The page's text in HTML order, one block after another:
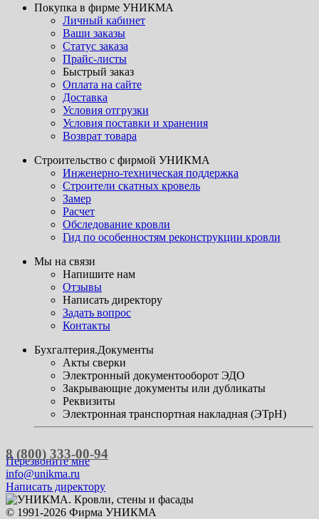
Покупка в фирме УНИКМА
Личный кабинет
Ваши заказы
Статус заказа
Прайс-листы
Быстрый заказ
Оплата на сайте
Доставка
Условия отгрузки
Условия поставки и хранения
Возврат товара
Строительство с фирмой УНИКМА
Инженерно-техническая поддержка
Строители скатных кровель
Замер
Расчет
Обследование кровли
Гид по особенностям реконструкции кровли
Мы на связи
Напишите нам
Отзывы
Написать директору
Задать вопрос
Контакты
Бухгалтерия.Документы
Акты сверки
Электронный документооборот ЭДО
Закрывающие документы или дубликаты
Реквизиты
Электронная транспортная накладная (ЭТрН)
8 (800) 333-00-94
Перезвоните мне
info@unikma.ru
Написать директору
© 1991-2026 Фирма УНИКМА